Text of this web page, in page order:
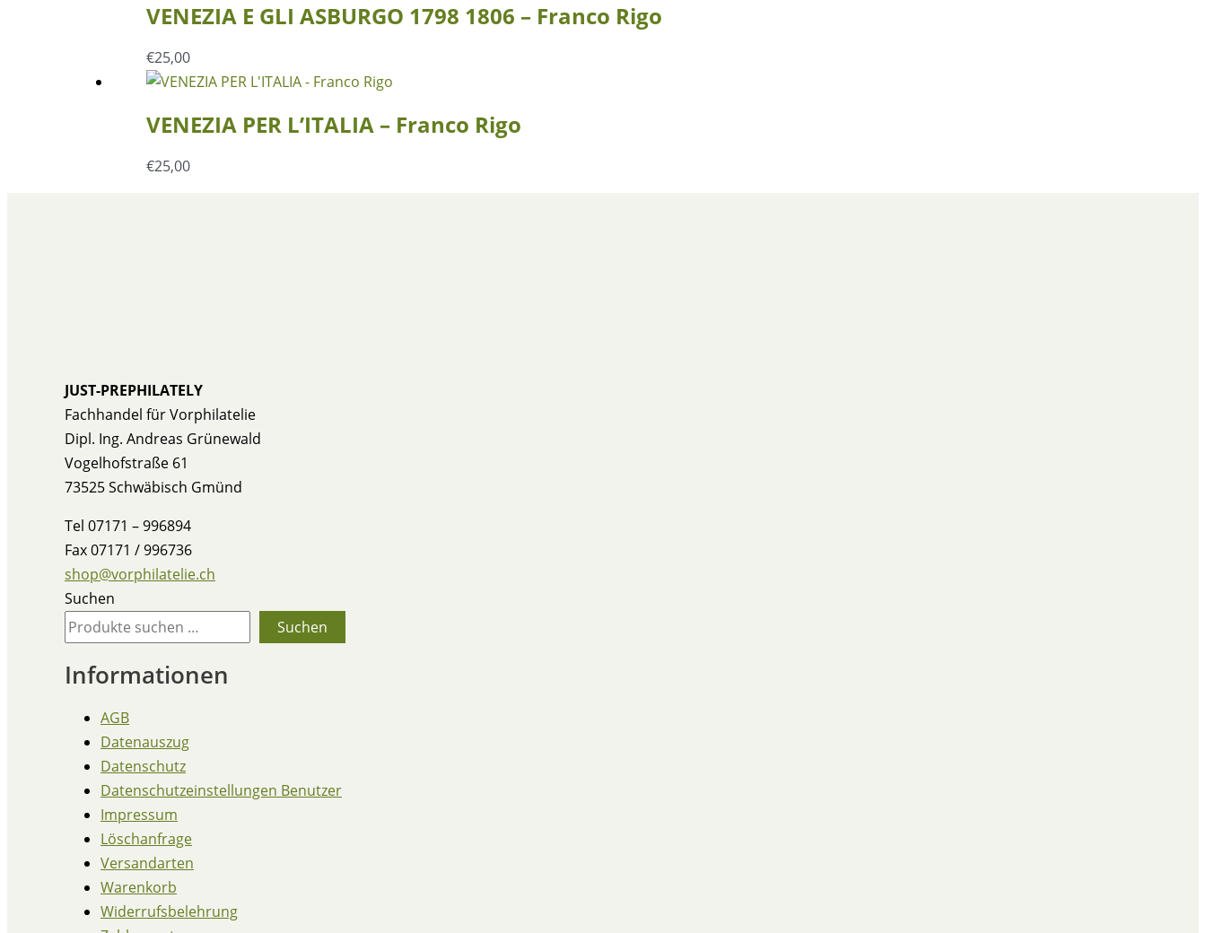
VENEZIA E GLI ASBURGO 1798 1806 – Franco Rigo
€25,00
VENEZIA PER L’ITALIA – Franco Rigo
€25,00
JUST-PREPHILATELY
Fachhandel für Vorphilatelie
Dipl. Ing. Andreas Grünewald
Vogelhofstraße 61
73525 Schwäbisch Gmünd
Tel 07171 – 996894
Fax 07171 / 996736
shop@vorphilatelie.ch
Suchen
Suchen
Informationen
AGB
Datenauszug
Datenschutz
Datenschutzeinstellungen Benutzer
Impressum
Löschanfrage
Versandarten
Warenkorb
Widerrufsbelehrung